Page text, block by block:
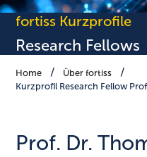
fortiss Kurzprofile
Research Fellows
Home
Über fortiss
Kurzprofil Research Fellow
Prof. Dr.